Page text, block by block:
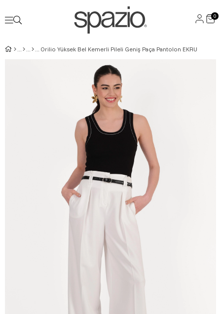
0
Orilio Yüksek Bel Kemerli Pileli Geniş Paça Pantolon EKRU